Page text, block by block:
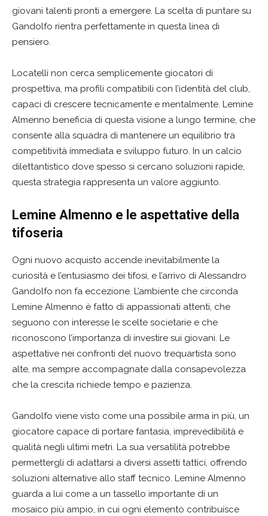
giovani talenti pronti a emergere. La scelta di puntare su
Gandolfo rientra perfettamente in questa linea di
pensiero.
Locatelli non cerca semplicemente giocatori di
prospettiva, ma profili compatibili con l’identità del club,
capaci di crescere tecnicamente e mentalmente. Lemine
Almenno beneficia di questa visione a lungo termine, che
consente alla squadra di mantenere un equilibrio tra
competitività immediata e sviluppo futuro. In un calcio
dilettantistico dove spesso si cercano soluzioni rapide,
questa strategia rappresenta un valore aggiunto.
Lemine Almenno e le aspettative della
tifoseria
Ogni nuovo acquisto accende inevitabilmente la
curiosità e l’entusiasmo dei tifosi, e l’arrivo di Alessandro
Gandolfo non fa eccezione. L’ambiente che circonda
Lemine Almenno è fatto di appassionati attenti, che
seguono con interesse le scelte societarie e che
riconoscono l’importanza di investire sui giovani. Le
aspettative nei confronti del nuovo trequartista sono
alte, ma sempre accompagnate dalla consapevolezza
che la crescita richiede tempo e pazienza.
Gandolfo viene visto come una possibile arma in più, un
giocatore capace di portare fantasia, imprevedibilità e
qualità negli ultimi metri. La sua versatilità potrebbe
permettergli di adattarsi a diversi assetti tattici, offrendo
soluzioni alternative allo staff tecnico. Lemine Almenno
guarda a lui come a un tassello importante di un
mosaico più ampio, in cui ogni elemento contribuisce